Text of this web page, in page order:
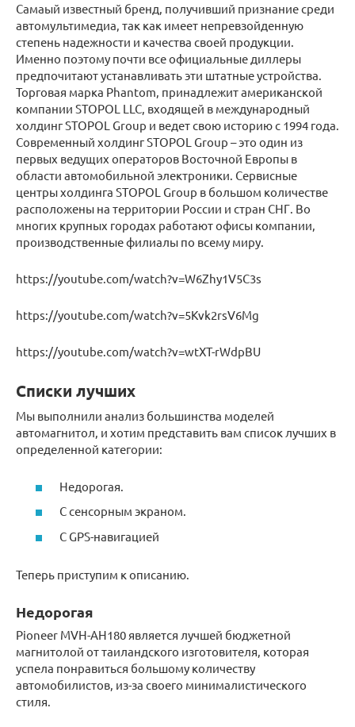
Самаый известный бренд, получивший признание среди
автомультимедиа, так как имеет непревзойденную
степень надежности и качества своей продукции.
Именно поэтому почти все официальные диллеры
предпочитают устанавливать эти штатные устройства.
Торговая марка Phantom, принадлежит американской
компании STOPOL LLC, входящей в международный
холдинг STOPOL Group и ведет свою историю с 1994 года.
Современный холдинг STOPOL Group – это один из
первых ведущих операторов Восточной Европы в
области автомобильной электроники. Сервисные
центры холдинга STOPOL Group в большом количестве
расположены на территории России и стран СНГ. Во
многих крупных городах работают офисы компании,
производственные филиалы по всему миру.
https://youtube.com/watch?v=W6Zhy1V5C3s
https://youtube.com/watch?v=5Kvk2rsV6Mg
https://youtube.com/watch?v=wtXT-rWdpBU
Списки лучших
Мы выполнили анализ большинства моделей
автомагнитол, и хотим представить вам список лучших в
определенной категории:
Недорогая.
С сенсорным экраном.
С GPS-навигацией
Теперь приступим к описанию.
Недорогая
Pioneer MVH-AH180 является лучшей бюджетной
магнитолой от таиландского изготовителя, которая
успела понравиться большому количеству
автомобилистов, из-за своего минималистического
стиля.